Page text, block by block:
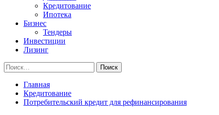
Кредитование
Ипотека
Бизнес
Тендеры
Инвестиции
Лизинг
Найти:
Главная
Кредитование
Потребительский кредит для рефинансирования